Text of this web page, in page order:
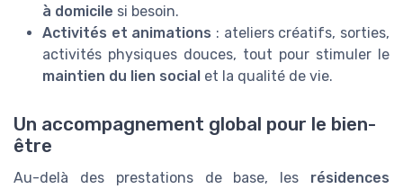
à domicile si besoin.
Activités et animations : ateliers créatifs, sorties,
activités physiques douces, tout pour stimuler le
maintien du lien social et la qualité de vie.
Un accompagnement global pour le bien-
être
Au-delà des prestations de base, les résidences